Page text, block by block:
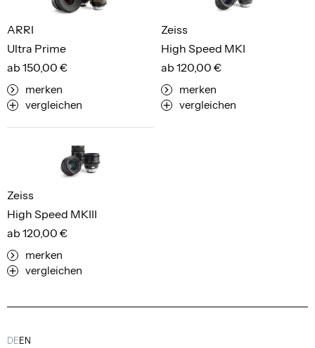
Ultra Prime
ARRI
ab 150,00 €
merken
vergleichen
High Speed MKI
Zeiss
ab 120,00 €
merken
vergleichen
High Speed MKIII
Zeiss
ab 120,00 €
merken
vergleichen
DE EN